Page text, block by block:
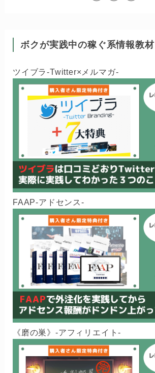
ボクが実践中の稼ぐ系情報教材
ツイブラ-Twitter×メルマガ-
FAAP-アドセンス-
《磨の巣》-アフィリエイト-